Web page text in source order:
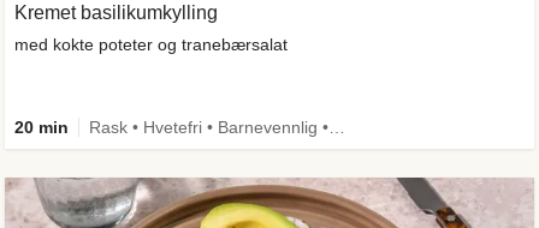
Kremet basilikumkylling
med kokte poteter og tranebærsalat
20 min